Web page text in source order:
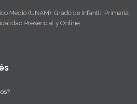
Medio (UNAM): Grado de Infantil, Primaria
Presencial y Online